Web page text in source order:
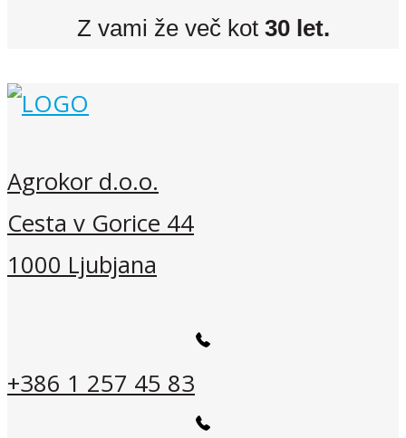
Z vami že več kot 30 let.
Agrokor d.o.o.
Cesta v Gorice 44
1000 Ljubjana
+386 1 257 45 83